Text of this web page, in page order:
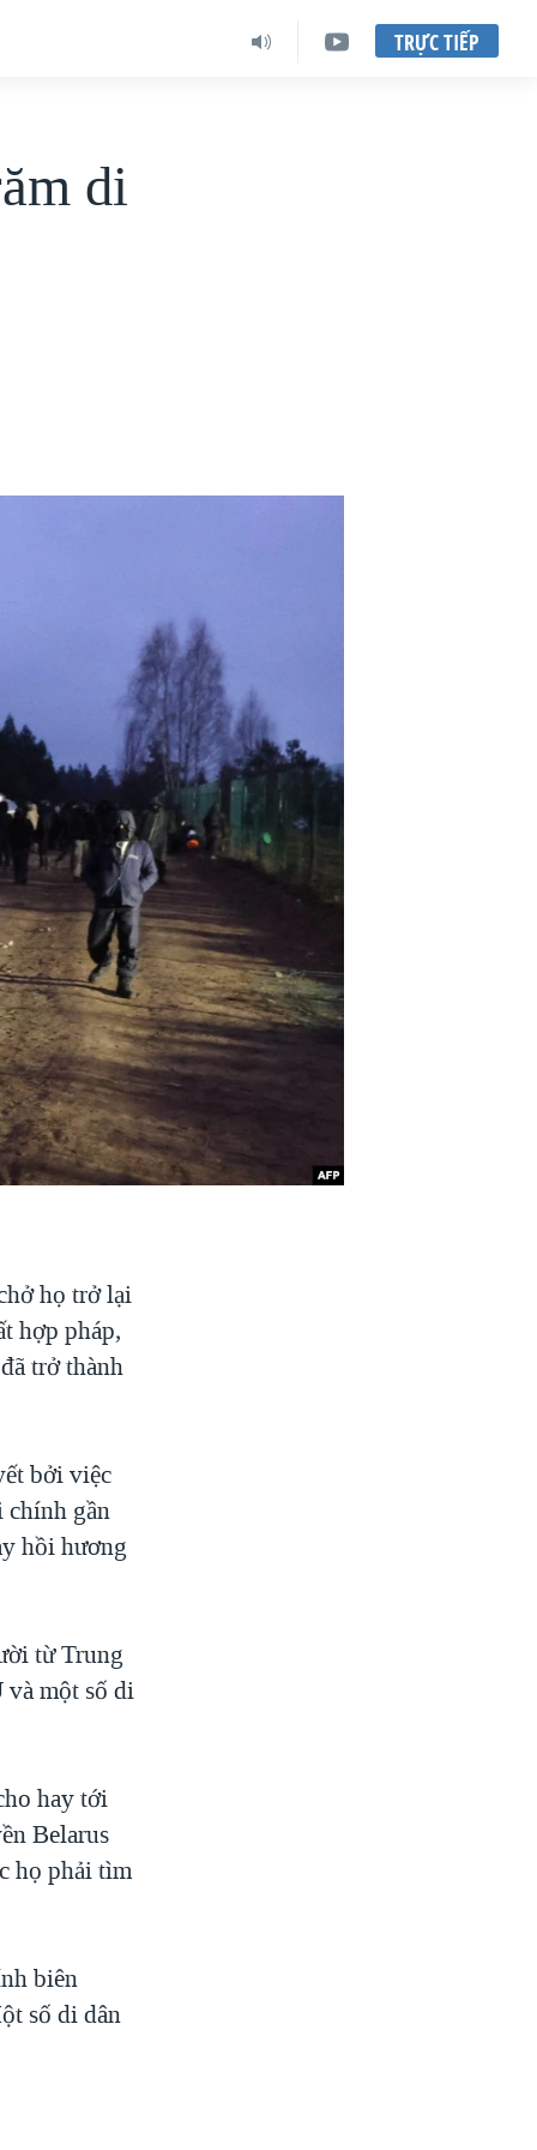
TRỰC TIẾP
di
họ trở lại
hợp pháp,
trở thành
bởi việc
chính gần
hồi hương
từ Trung
một số di
hay tới
Belarus
họ phải tìm
biên
số di dân